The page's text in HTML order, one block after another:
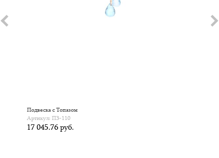
Подвеска с Топазом
Артикул: П3-110
17 045.76 руб.